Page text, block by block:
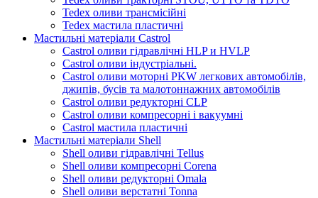
Tedex оливи трансмісійні
Tedex мастила пластичні
Мастильні матеріали Castrol
Castrol оливи гідравлічні HLP и HVLP
Castrol оливи індустріальні.
Castrol оливи моторні PKW легкових автомобілів,
джипів, бусів та малотоннажних автомобілів
Castrol оливи редукторні CLP
Castrol оливи компресорні і вакуумні
Castrol мастила пластичні
Мастильні матеріали Shell
Shell оливи гідравлічні Tellus
Shell оливи компресорні Corena
Shell оливи редукторні Omala
Shell оливи верстатні Tonna